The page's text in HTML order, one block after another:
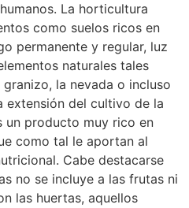
La horticultura
como suelos ricos en
permanente y regular, luz
naturales tales
la nevada o incluso
extensión del cultivo de la
un producto muy rico en
como tal le aportan al
Cabe destacarse
no se incluye a las frutas ni
las huertas, aquellos